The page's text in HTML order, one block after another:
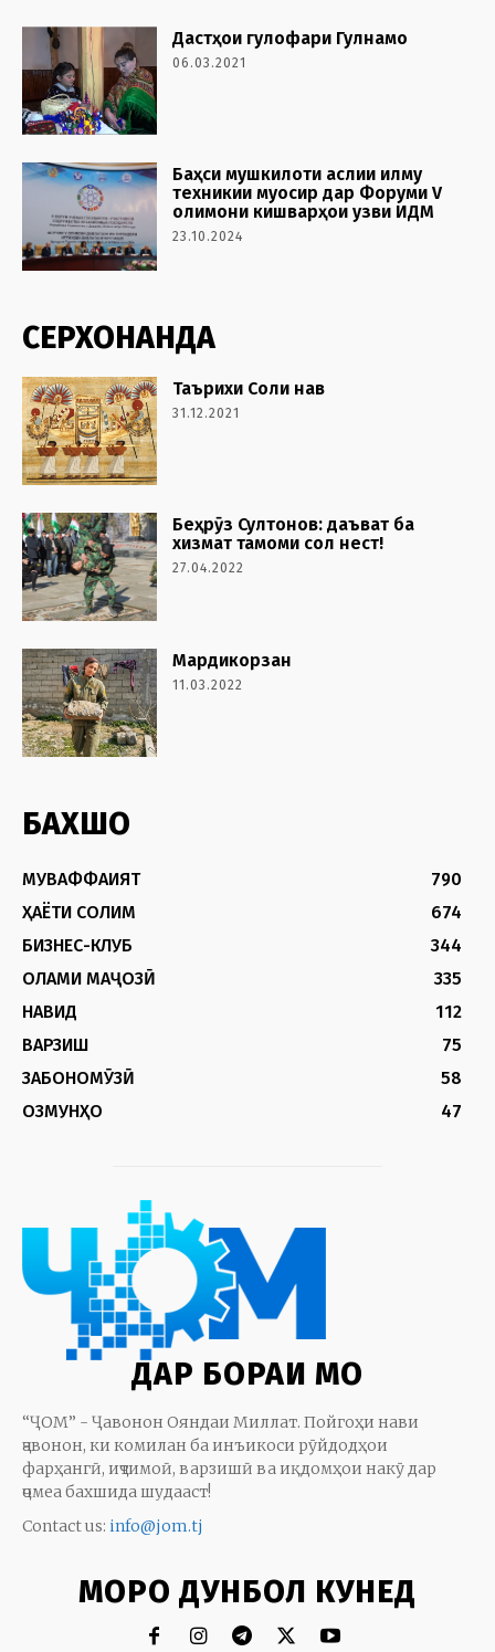
Дастҳои гулофари Гулнамо
06.03.2021
Баҳси мушкилоти аслии илму
техникии муосир дар Форуми V
олимони кишварҳои узви ИДМ
23.10.2024
СЕРХОНАНДА
Таърихи Соли нав
31.12.2021
Беҳрӯз Султонов: даъват ба
хизмат тамоми сол нест!
27.04.2022
Мардикорзан
11.03.2022
БАХШҲО
МУВАФФАҚИЯТ
790
ҲАЁТИ СОЛИМ
674
БИЗНЕС-КЛУБ
344
ОЛАМИ МАҶОЗӢ
335
НАВИД
112
ВАРЗИШ
75
ЗАБОНОМӮЗӢ
58
ОЗМУНҲО
47
ДАР БОРАИ МО
“ҶОМ” - Ҷавонон Ояндаи Миллат. Пойгоҳи нави
ҷавонон, ки комилан ба инъикоси рӯйдодҳои
фарҳангӣ, иҷтимоӣ, варзишӣ ва иқдомҳои накӯ дар
ҷомеа бахшида шудааст!
Contact us: info@jom.tj
МОРО ДУНБОЛ КУНЕД